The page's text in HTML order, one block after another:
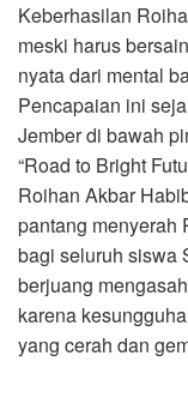
Keberhasilan
meski harus
nyata dari mental
Pencapaian ini
Jember di bawah
“Road to Bright
Roihan Akbar
pantang menyerah
bagi seluruh siswa
berjuang
karena
yang cerah dan